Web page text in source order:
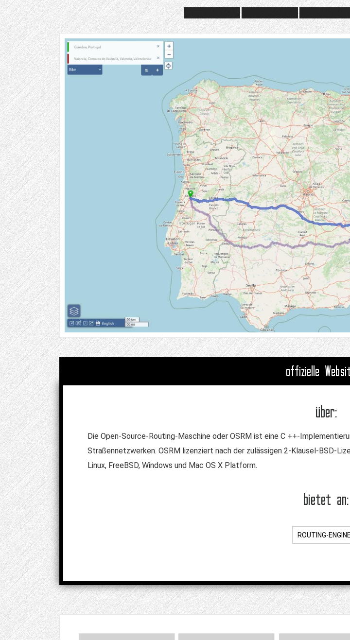
offizielle
über:
Die Open-Source-Routing-Maschine oder OSRM ist eine C ++-
Straßennetzwerken. OSRM lizenziert nach der zulässigen 2-Klausel-BSD-
Linux, FreeBSD, Windows und Mac OS X Platform.
bietet an:
ROUTING-ENGINE